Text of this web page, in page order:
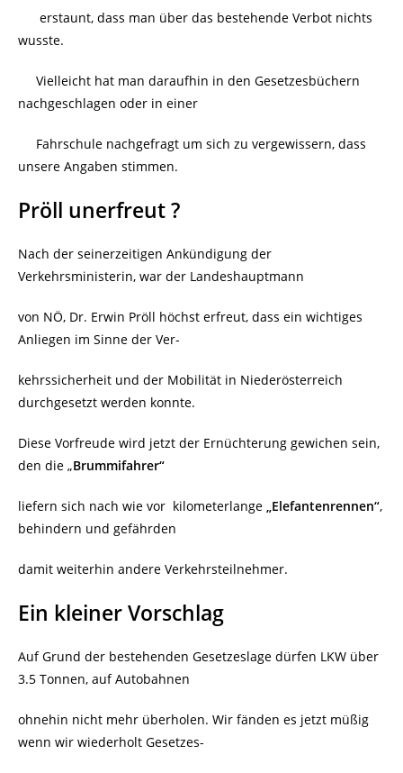
erstaunt, dass man über das bestehende Verbot nichts
wusste.
Vielleicht hat man daraufhin in den Gesetzesbüchern
nachgeschlagen oder in einer
Fahrschule nachgefragt um sich zu vergewissern, dass
unsere Angaben stimmen.
Pröll unerfreut ?
Nach der seinerzeitigen Ankündigung der
Verkehrsministerin, war der Landeshauptmann
von NÖ, Dr. Erwin Pröll höchst erfreut, dass ein wichtiges
Anliegen im Sinne der Ver-
kehrssicherheit und der Mobilität in Niederösterreich
durchgesetzt werden konnte.
Diese Vorfreude wird jetzt der Ernüchterung gewichen sein,
den die „Brummifahrer“
liefern sich nach wie vor kilometerlange „Elefantenrennen“,
behindern und gefährden
damit weiterhin andere Verkehrsteilnehmer.
Ein kleiner Vorschlag
Auf Grund der bestehenden Gesetzeslage dürfen LKW über
3.5 Tonnen, auf Autobahnen
ohnehin nicht mehr überholen. Wir fänden es jetzt müßig
wenn wir wiederholt Gesetzes-